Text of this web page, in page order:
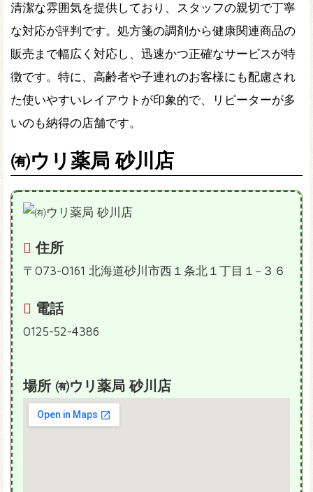
清潔な雰囲気を提供しており、スタッフの親切で丁寧
な対応が評判です。処方箋の調剤から健康関連商品の
販売まで幅広く対応し、迅速かつ正確なサービスが特
徴です。特に、高齢者や子連れのお客様にも配慮され
た使いやすいレイアウトが印象的で、リピーターが多
いのも納得の店舗です。
㈲ウリ薬局 砂川店
住所
〒073-0161 北海道砂川市西１条北１丁目１−３６
電話
0125-52-4386
場所 ㈲ウリ薬局 砂川店